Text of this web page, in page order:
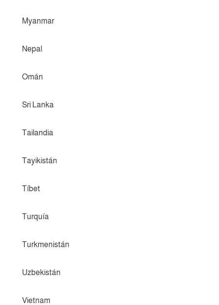
Myanmar
Nepal
Omán
Sri Lanka
Tailandia
Tayikistán
Tíbet
Turquía
Turkmenistán
Uzbekistán
Vietnam